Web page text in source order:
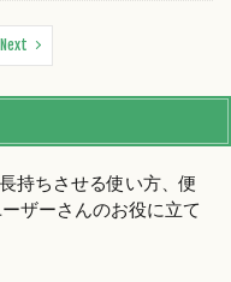
Next
持ちさせる使い方、便
ザーさんのお役に立て